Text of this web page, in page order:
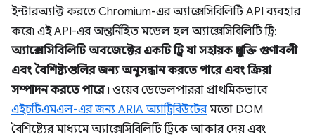
ইন্টারঅ্যাক্ট করতে Chromium-এর অ্যাক্সেসিবিলিটি API ব্যবহার
করে৷ এই API-এর অন্তর্নিহিত মডেল হল অ্যাক্সেসিবিলিটি ট্রি:
অ্যাক্সেসিবিলিটি অবজেক্টের একটি ট্রি যা সহায়ক প্রযুক্তি গুণাবলী
এবং বৈশিষ্ট্যগুলির জন্য অনুসন্ধান করতে পারে এবং ক্রিয়া
সম্পাদন করতে পারে৷ ওয়েব ডেভেলপাররা প্রাথমিকভাবে
এইচটিএমএল-এর জন্য ARIA অ্যাট্রিবিউটেরমতো DOM
বৈশিষ্ট্যের মাধ্যমে অ্যাক্সেসিবিলিটি ট্রিকে আকার দেয় এবং